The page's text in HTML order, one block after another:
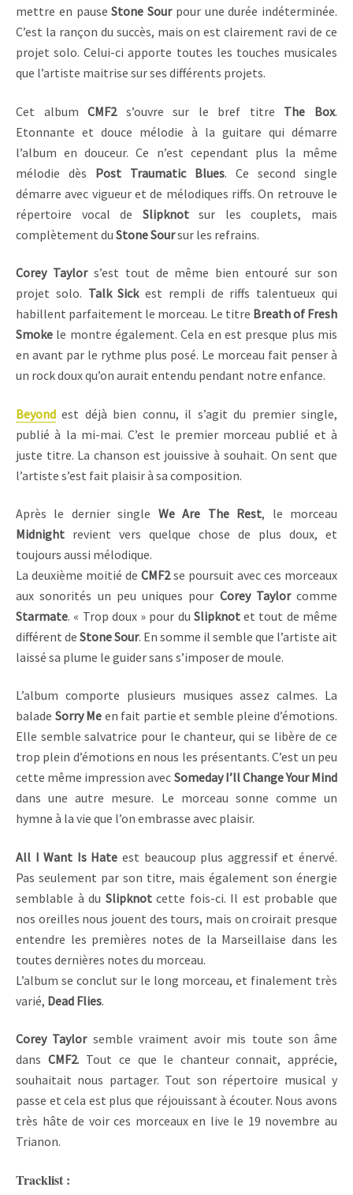
mettre en pauseStone Sourpour une durée indéterminée.
C’est la rançon du succès, mais on est clairement ravi de ce
projet solo. Celui-ci apporte toutes les touches musicales
que l’artiste maitrise sur ses différents projets.
Cet albumCMF2s’ouvre sur le bref titre The Box.
Etonnante et douce mélodie à la guitare qui démarre
l’album en douceur. Ce n’est cependant plus la même
mélodie dès Post Traumatic Blues. Ce second single
démarre avec vigueur et de mélodiques riffs. On retrouve le
répertoire vocal de Slipknotsur les couplets, mais
complètement du Stone Soursur les refrains.
Corey Taylors’est tout de même bien entouré sur son
projet solo. Talk Sickest rempli de riffs talentueux qui
habillent parfaitement le morceau. Le titre Breath of Fresh
Smoke le montre également. Cela en est presque plus mis
en avant par le rythme plus posé. Le morceau fait penser à
un rock doux qu’on aurait entendu pendant notre enfance.
Beyond est déjà bien connu, il s’agit du premier single,
publié à la mi-mai. C’est le premier morceau publié et à
juste titre. La chanson est jouissive à souhait. On sent que
l’artiste s’est fait plaisir à sa composition.
Après le dernier single We Are The Rest, le morceau
Midnight revient vers quelque chose de plus doux, et
toujours aussi mélodique.
La deuxième moitié de CMF2se poursuit avec ces morceaux
aux sonorités un peu uniques pour Corey Taylorcomme
Starmate. « Trop doux » pour du Slipknotet tout de même
différent de Stone Sour. En somme il semble que l’artiste ait
laissé sa plume le guider sans s’imposer de moule.
L’album comporte plusieurs musiques assez calmes. La
balade Sorry Me en fait partie et semble pleine d’émotions.
Elle semble salvatrice pour le chanteur, qui se libère de ce
trop plein d’émotions en nous les présentants. C’est un peu
cette même impression avec Someday I’ll Change Your Mind
dans une autre mesure. Le morceau sonne comme un
hymne à la vie que l’on embrasse avec plaisir.
All I Want Is Hate est beaucoup plus aggressif et énervé.
Pas seulement par son titre, mais également son énergie
semblable à du Slipknotcette fois-ci. Il est probable que
nos oreilles nous jouent des tours, mais on croirait presque
entendre les premières notes de la Marseillaise dans les
toutes dernières notes du morceau.
L’album se conclut sur le long morceau, et finalement très
varié, Dead Flies.
Corey Taylorsemble vraiment avoir mis toute son âme
dans CMF2. Tout ce que le chanteur connait, apprécie,
souhaitait nous partager. Tout son répertoire musical y
passe et cela est plus que réjouissant à écouter. Nous avons
très hâte de voir ces morceaux en live le 19 novembre au
Trianon.
Tracklist :